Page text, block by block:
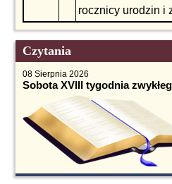
rocznicy urodzin i
Czytania
08 Sierpnia 2026
Sobota XVIII tygodnia